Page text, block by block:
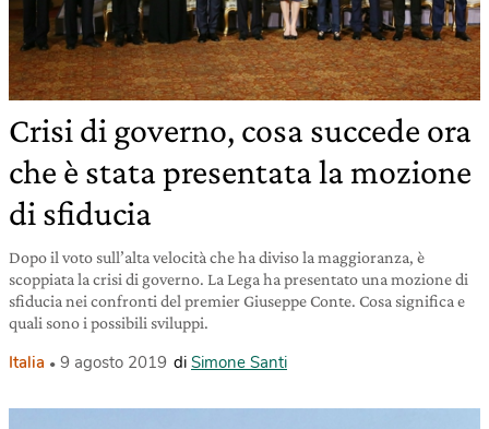
Crisi di governo, cosa succede ora
che è stata presentata la mozione
di sfiducia
Dopo il voto sull’alta velocità che ha diviso la maggioranza, è
scoppiata la crisi di governo. La Lega ha presentato una mozione di
sfiducia nei confronti del premier Giuseppe Conte. Cosa significa e
quali sono i possibili sviluppi.
Italia 9 agosto 2019 di Simone Santi